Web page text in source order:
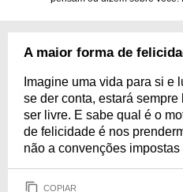
A maior forma de
Imagine uma vida para si e
se der conta, estará
ser livre. E sabe qual é o
de felicidade é nos
não a convenções
COPIAR